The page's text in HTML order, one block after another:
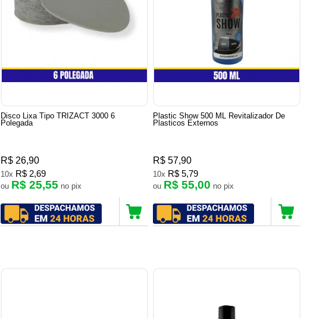
Disco Lixa Tipo TRIZACT 3000 6
Polegada
R$ 26,90
10x R$ 2,69
ou R$ 25,55 no pix
Plastic Show 500 ML Revitalizador De
Plasticos Externos
R$ 57,90
10x R$ 5,79
ou R$ 55,00 no pix